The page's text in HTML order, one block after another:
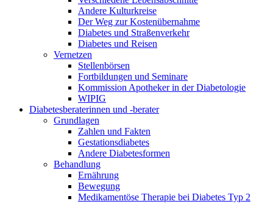
Andere Kulturkreise
Der Weg zur Kostenübernahme
Diabetes und Straßenverkehr
Diabetes und Reisen
Vernetzen
Stellenbörsen
Fortbildungen und Seminare
Kommission Apotheker in der Diabetologie
WIPIG
Diabetesberaterinnen und -berater
Grundlagen
Zahlen und Fakten
Gestationsdiabetes
Andere Diabetesformen
Behandlung
Ernährung
Bewegung
Medikamentöse Therapie bei Diabetes Typ 2